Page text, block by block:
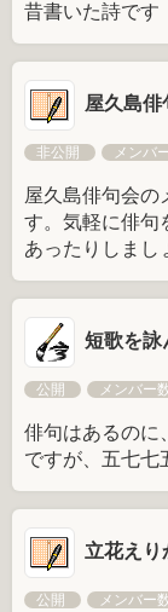
昔書いた詩です
屋久島俳
非公開 メンバ
屋久島俳句会の
す。気軽に俳句
あったりしま
短歌を詠
公開 メンバー
俳句はあるのに
ですが、五七七
立花えり
公開 メンバー